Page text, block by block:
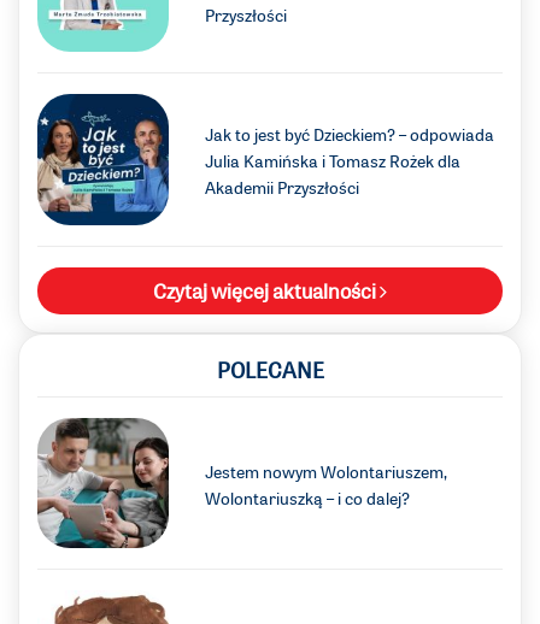
Przyszłości
Jak to jest być Dzieckiem? – odpowiada
Julia Kamińska i Tomasz Rożek dla
Akademii Przyszłości
Czytaj więcej aktualności
POLECANE
Jestem nowym Wolontariuszem,
Wolontariuszką – i co dalej?